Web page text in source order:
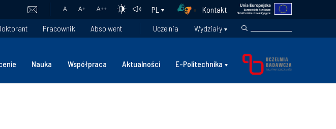
A A+ A++ PL
Kontakt
Pracownik Absolwent Uczelnia Wydziały
Nauka Współpraca Aktualności E-Politechnika